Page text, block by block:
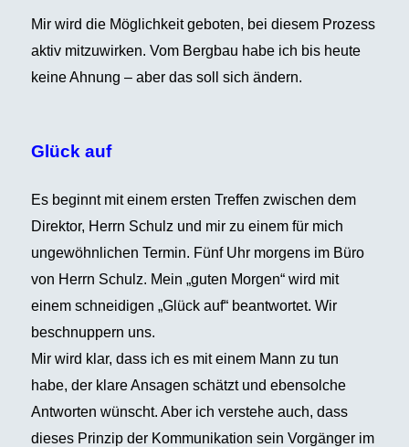
Mir wird die Möglichkeit geboten, bei diesem Prozess
aktiv mitzuwirken. Vom Bergbau habe ich bis heute
keine Ahnung – aber das soll sich ändern.
Glück auf
Es beginnt mit einem ersten Treffen zwischen dem
Direktor, Herrn Schulz und mir zu einem für mich
ungewöhnlichen Termin. Fünf Uhr morgens im Büro
von Herrn Schulz. Mein „guten Morgen“ wird mit
einem schneidigen „Glück auf“ beantwortet. Wir
beschnuppern uns.
Mir wird klar, dass ich es mit einem Mann zu tun
habe, der klare Ansagen schätzt und ebensolche
Antworten wünscht. Aber ich verstehe auch, dass
dieses Prinzip der Kommunikation sein Vorgänger im